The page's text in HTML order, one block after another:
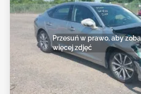
Przesuń w prawo, aby
więcej zdjęć